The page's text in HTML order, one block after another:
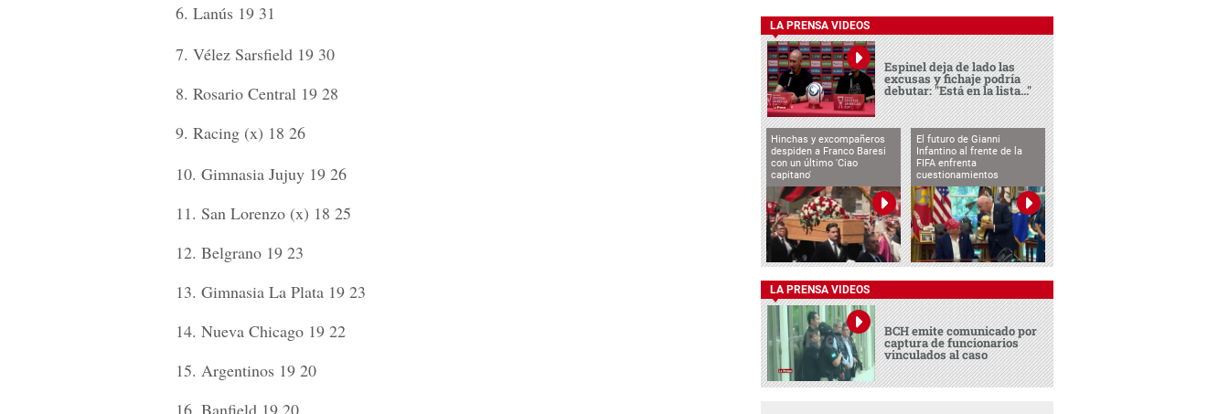
6. Lanús 19 31
7. Vélez Sarsfield 19 30
8. Rosario Central 19 28
9. Racing (x) 18 26
10. Gimnasia Jujuy 19 26
11. San Lorenzo (x) 18 25
12. Belgrano 19 23
13. Gimnasia La Plata 19 23
14. Nueva Chicago 19 22
15. Argentinos 19 20
16. Banfield 19 20
LA PRENSA VIDEOS
Espinel deja de lado las
excusas y fichaje podría
debutar: "Está en la lista..."
Hinchas y excompañeros
despiden a Franco Baresi
con un último 'Ciao
capitano'
El futuro de Gianni
Infantino al frente de la
FIFA enfrenta
cuestionamientos
LA PRENSA VIDEOS
BCH emite comunicado por
captura de funcionarios
vinculados al caso